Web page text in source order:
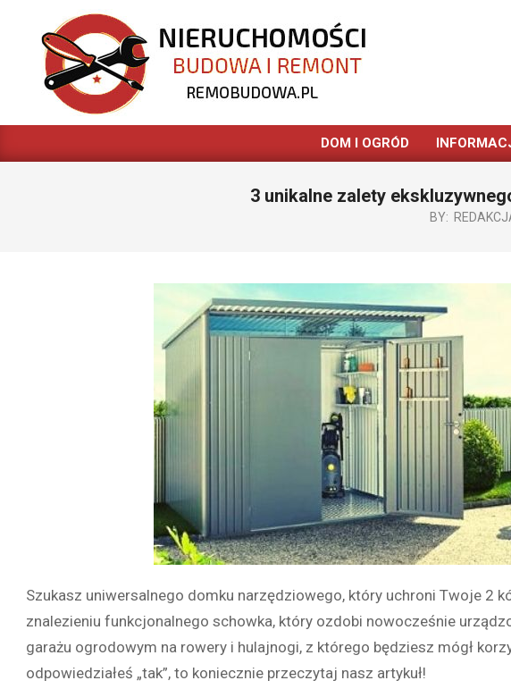
content
REMOBUDOWA.PL DOM I OGRÓD
3 unikalne zalety
BY:
Szukasz uniwersalnego domku narzędziowego, który uchroni Twoje 2
znalezieniu funkcjonalnego schowka, który ozdobi nowocześnie
garażu ogrodowym na rowery i hulajnogi, z którego będziesz mógł
odpowiedziałeś „tak”, to koniecznie przeczytaj nasz artykuł!